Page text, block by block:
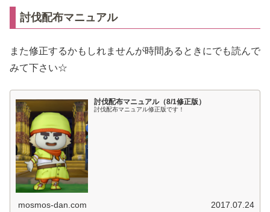
討伐配布マニュアル
また修正するかもしれませんが時間あるときにでも読んで
みて下さい☆
討伐配布マニュアル（8/1修正版）
討伐配布マニュアル修正版です！
mosmos-dan.com 2017.07.24